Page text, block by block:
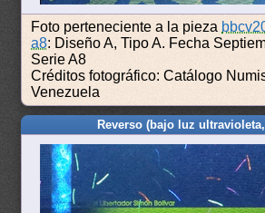
Foto perteneciente a la pieza
a8: Diseño A, Tipo A. Fecha
Serie A8
Créditos fotográfico: Catálogo
Venezuela
Reverso (bajo luz